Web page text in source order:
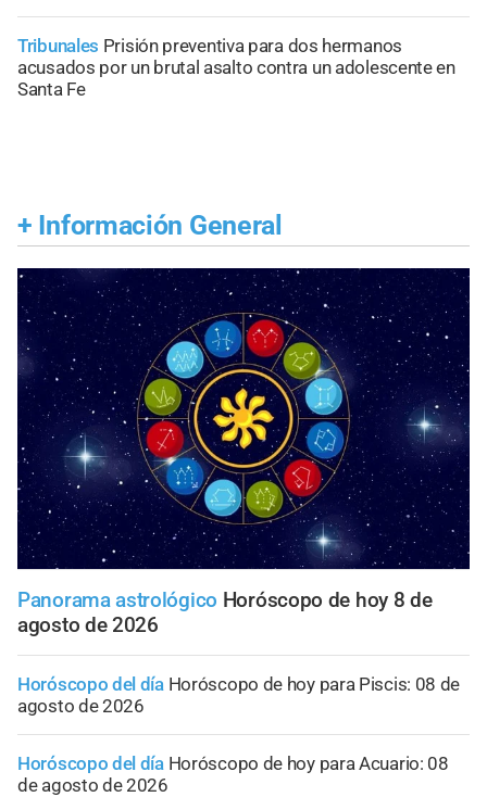
Tribunales Prisión preventiva para dos hermanos
acusados por un brutal asalto contra un adolescente en
Santa Fe
+ Información General
Panorama astrológico Horóscopo de hoy 8 de
agosto de 2026
Horóscopo del día Horóscopo de hoy para Piscis: 08 de
agosto de 2026
Horóscopo del día Horóscopo de hoy para Acuario: 08
de agosto de 2026